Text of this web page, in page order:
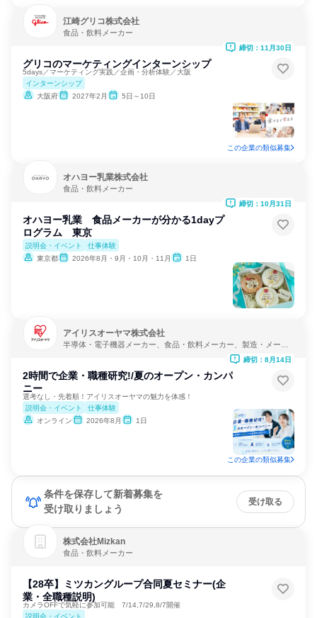
江崎グリコ株式会社
食品・飲料メーカー
グリコのマーケティングインターンシップ
5days／マーケティング実践／企画・分析体験／大阪
インターンシップ
大阪府
2027年2月 5日～10日
締切：11月30日
この企業の類似募集
オハヨー乳業株式会社
食品・飲料メーカー
オハヨー乳業 食品メーカーが分かる1dayプ
ログラム 東京
説明会・イベント
仕事体験
東京都
2026年8月・9月・10月・11月 1日
締切：10月31日
アイリスオーヤマ株式会社
半導体・電子機器メーカー、食品・飲料メーカー、製造・メーカ
2時間で企業・職種研究!/夏のオープン・カンパ
ニー
選考なし・先着順！アイリスオーヤマの魅力を体感！
説明会・イベント
仕事体験
オンライン
2026年8月 1日
締切：8月14日
この企業の類似募集
条件を保存して新着募集を
受け取りましょう
受け取る
株式会社Mizkan
食品・飲料メーカー
【28卒】ミツカングループ合同夏セミナー(企
業・全職種説明)
カメラOFFで気軽に参加可能 7/14,7/29,8/7開催
説明会・イベント